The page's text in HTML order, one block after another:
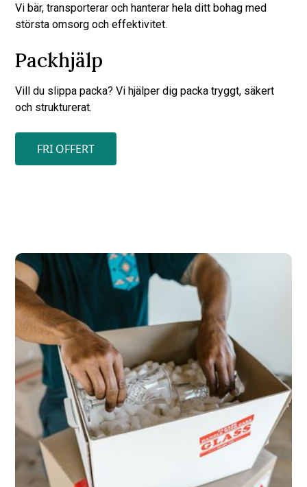
Vi bär, transporterar och hanterar hela ditt bohag med
största omsorg och effektivitet.
Packhjälp
Vill du slippa packa? Vi hjälper dig packa tryggt, säkert
och strukturerat.
FRI OFFERT